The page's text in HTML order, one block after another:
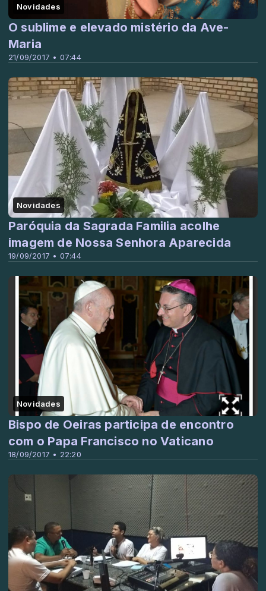
Novidades
21/09/2017 • 07:44
O sublime e elevado mistério da Ave-
Maria
Novidades
19/09/2017 • 07:44
Paróquia da Sagrada Familia acolhe
imagem de Nossa Senhora Aparecida
Novidades
18/09/2017 • 22:20
Bispo de Oeiras participa de encontro
com o Papa Francisco no Vaticano